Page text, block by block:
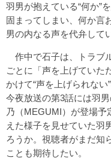
羽男が抱えている“何か”
固まってしまい、何か言
男の内なる声を代弁して
作中で石子は、トラブ
ごとに「声を上げていた
かけて“声を上げられない
今夜放送の第3話には羽
乃（MEGUMI）が登場予
えた様子を見せていた羽
ろうか。視聴者がまだ知
ことも期待したい。